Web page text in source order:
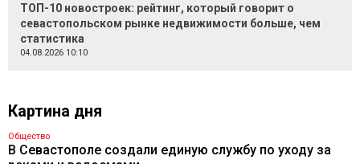
ТОП-10 новостроек: рейтинг, который говорит о
севастопольском рынке недвижимости больше, чем
статистика
04.08.2026 10:10
Картина дня
Общество
В Севастополе создали единую службу по уходу за